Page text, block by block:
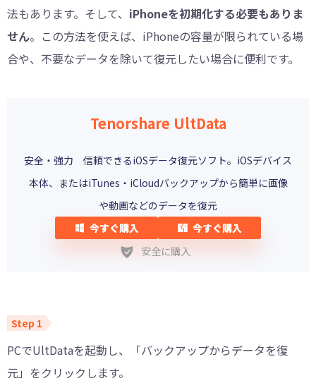
法もあります。そして、 iPhoneを初期化する必要もありま
せん。この方法を使えば、iPhoneの容量が限られている場
合や、不要なデータを除いて復元したい場合に便利です。
Tenorshare UltData
安全・強力 信頼できるiOSデータ復元ソフト。iOSデバイス
本体、またはiTunes・iCloudバックアップから簡単に画像
や動画などのデータを復元
今すぐ購入
今すぐ購入
安全に購入
PCでUltDataを起動し、「バックアップからデータを復
元」をクリックします。